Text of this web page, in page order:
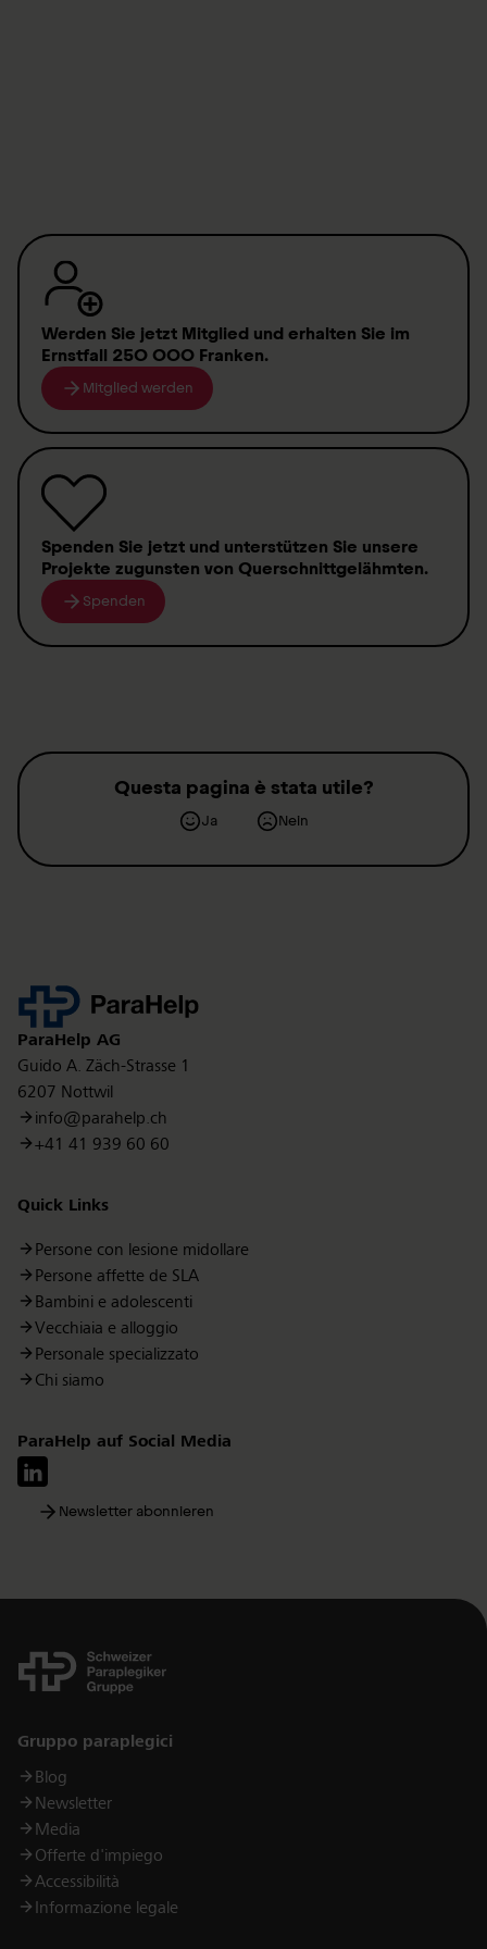
Werden Sie jetzt Mitglied und erhalten Sie im
Ernstfall 250 000 Franken.
Mitglied werden
Spenden Sie jetzt und unterstützen Sie unsere
Projekte zugunsten von Querschnittgelähmten.
Spenden
Questa pagina è stata utile?
Ja Nein
Kontakt
ParaHelp AG
Guido A. Zäch-Strasse 1
6207 Nottwil
info@parahelp.ch
+41 41 939 60 60
Quick Links
Persone con lesione midollare
Persone affette de SLA
Bambini e adolescenti
Vecchiaia e alloggio
Personale specializzato
Chi siamo
ParaHelp auf Social Media
Newsletter abonnieren
Links
Gruppo paraplegici
Blog
Newsletter
Media
Offerte d'impiego
Accessibilità
Informazione legale